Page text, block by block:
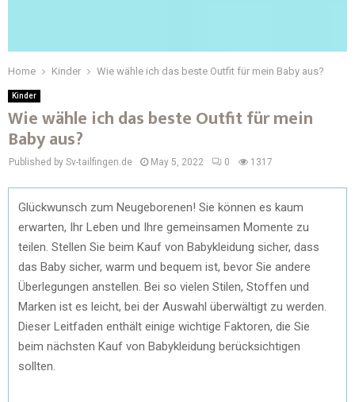
Home Kinder Wie wähle ich das beste Outfit für mein Baby aus?
Kinder
Wie wähle ich das beste Outfit für mein
Baby aus?
Published by Sv-tailfingen.de May 5, 2022 0 1317
Glückwunsch zum Neugeborenen! Sie können es kaum
erwarten, Ihr Leben und Ihre gemeinsamen Momente zu
teilen. Stellen Sie beim Kauf von Babykleidung sicher, dass
das Baby sicher, warm und bequem ist, bevor Sie andere
Überlegungen anstellen. Bei so vielen Stilen, Stoffen und
Marken ist es leicht, bei der Auswahl überwältigt zu werden.
Dieser Leitfaden enthält einige wichtige Faktoren, die Sie
beim nächsten Kauf von Babykleidung berücksichtigen
sollten.